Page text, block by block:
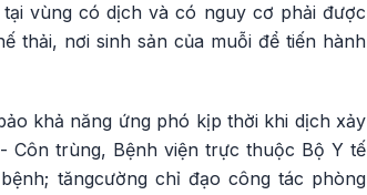
vùng có dịch và có nguy cơ phải được
thải, nơi sinh sản của muỗi để tiến hành
khả năng ứng phó kịp thời khi dịch xảy
Côn trùng, Bệnh viện trực thuộc Bộ Y tế
tăngcường chỉ đạo công tác phòng